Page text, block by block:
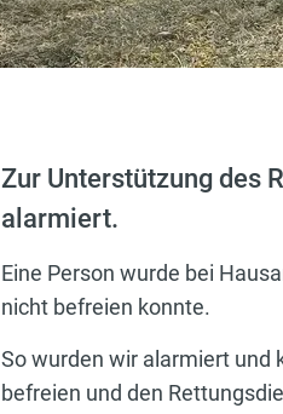
Zur Unterstützung des
alarmiert.
Eine Person wurde bei
nicht befreien konnte.
So wurden wir alarmiert und
befreien und den